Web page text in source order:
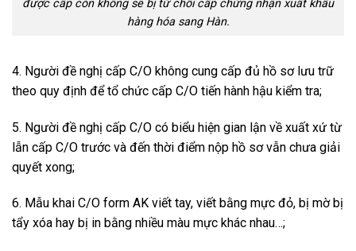
được cấp còn không sẽ bị từ chối cấp chứng nhận xuất khẩu
hàng hóa sang Hàn.
4. Người đề nghị cấp C/O không cung cấp đủ hồ sơ lưu trữ
theo quy định để tổ chức cấp C/O tiến hành hậu kiểm tra;
5. Người đề nghị cấp C/O có biểu hiện gian lận về xuất xứ từ
lẫn cấp C/O trước và đến thời điểm nộp hồ sơ vẫn chưa giải
quyết xong;
6. Mẫu khai C/O form AK viết tay, viết bằng mực đỏ, bị mờ bị
tẩy xóa hay bị in bằng nhiều màu mực khác nhau…;